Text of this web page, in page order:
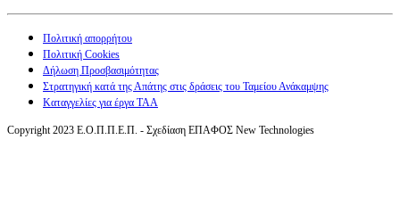
Πολιτική απορρήτου
Πολιτική Cookies
Δήλωση Προσβασιμότητας
Στρατηγική κατά της Απάτης στις δράσεις του Ταμείου Ανάκαμψης
Καταγγελίες για έργα ΤΑΑ
Copyright 2023 Ε.Ο.Π.Π.Ε.Π. - Σχεδίαση ΕΠΑΦΟΣ New Technologies